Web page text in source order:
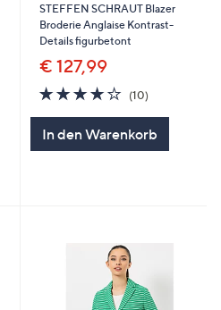
STEFFEN SCHRAUT Blazer
Broderie Anglaise Kontrast-
Details figurbetont
€ 127,99
4.2
von
(10)10
In den Warenkorb